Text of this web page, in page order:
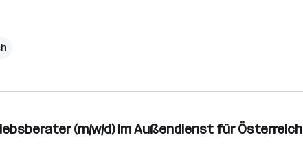
(m/w/d) im Außendienst für Österreich